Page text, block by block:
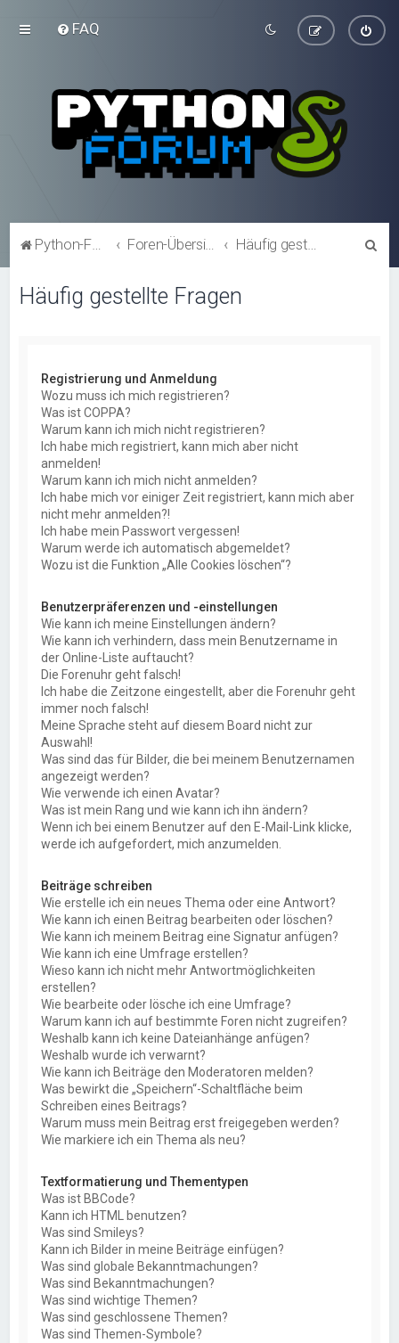
FAQ
Python-Forum.de Foren-Übersicht
Häufig gestellte Fragen
Registrierung und Anmeldung
Wozu muss ich mich registrieren?
Was ist COPPA?
Warum kann ich mich nicht registrieren?
Ich habe mich registriert, kann mich aber nicht
anmelden!
Warum kann ich mich nicht anmelden?
Ich habe mich vor einiger Zeit registriert, kann mich aber
nicht mehr anmelden?!
Ich habe mein Passwort vergessen!
Warum werde ich automatisch abgemeldet?
Wozu ist die Funktion „Alle Cookies löschen“?
Benutzerpräferenzen und -einstellungen
Wie kann ich meine Einstellungen ändern?
Wie kann ich verhindern, dass mein Benutzername in
der Online-Liste auftaucht?
Die Forenuhr geht falsch!
Ich habe die Zeitzone eingestellt, aber die Forenuhr geht
immer noch falsch!
Meine Sprache steht auf diesem Board nicht zur
Auswahl!
Was sind das für Bilder, die bei meinem Benutzernamen
angezeigt werden?
Wie verwende ich einen Avatar?
Was ist mein Rang und wie kann ich ihn ändern?
Wenn ich bei einem Benutzer auf den E-Mail-Link klicke,
werde ich aufgefordert, mich anzumelden.
Beiträge schreiben
Wie erstelle ich ein neues Thema oder eine Antwort?
Wie kann ich einen Beitrag bearbeiten oder löschen?
Wie kann ich meinem Beitrag eine Signatur anfügen?
Wie kann ich eine Umfrage erstellen?
Wieso kann ich nicht mehr Antwortmöglichkeiten
erstellen?
Wie bearbeite oder lösche ich eine Umfrage?
Warum kann ich auf bestimmte Foren nicht zugreifen?
Weshalb kann ich keine Dateianhänge anfügen?
Weshalb wurde ich verwarnt?
Wie kann ich Beiträge den Moderatoren melden?
Was bewirkt die „Speichern“-Schaltfläche beim
Schreiben eines Beitrags?
Warum muss mein Beitrag erst freigegeben werden?
Wie markiere ich ein Thema als neu?
Textformatierung und Thementypen
Was ist BBCode?
Kann ich HTML benutzen?
Was sind Smileys?
Kann ich Bilder in meine Beiträge einfügen?
Was sind globale Bekanntmachungen?
Was sind Bekanntmachungen?
Was sind wichtige Themen?
Was sind geschlossene Themen?
Was sind Themen-Symbole?